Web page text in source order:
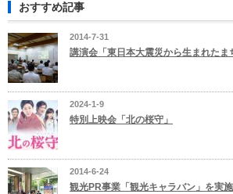
おすすめ記事
2014-7-31
講演会「東日本大震災から生まれたま
2024-1-9
特別上映会「北の桜守」
2014-6-24
観光PR事業「観光キャラバン」を実施